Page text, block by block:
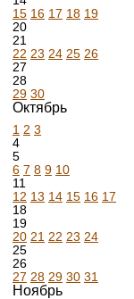
15 16 17 18 19
20
21
22 23 24 25 26
27
28
29 30
Октябрь
1 2 3
4
5
6 7 8 9 10
11
12 13 14 15 16 17
18
19
20 21 22 23 24
25
26
27 28 29 30 31
Ноябрь